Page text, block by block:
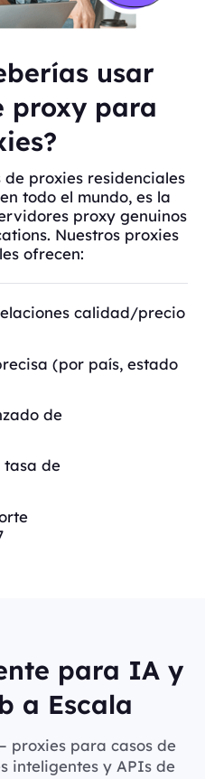
usar
proxy para
de proxies residenciales
todo el mundo, es la
proxy genuinos
Nuestros proxies
ofrecen:
calidad/precio
(por país, estado
de
tasa de
para IA y
a Escala
proxies para casos de
inteligentes y APIs de